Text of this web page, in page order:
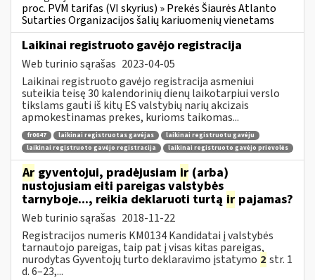
proc. PVM tarifas (VI skyrius) » Prekės Šiaurės Atlanto
Sutarties Organizacijos šalių kariuomenių vienetams
Laikinai registruoto gavėjo registracija
Web turinio sąrašas 2023-04-05
Laikinai registruoto gavėjo registracija asmeniui
suteikia teisę 30 kalendorinių dienų laikotarpiui verslo
tikslams gauti iš kitų ES valstybių narių akcizais
apmokestinamas prekes, kurioms taikomas...
fr0647 laikinai registruotas gavėjas
laikinai registruotu gavėju
laikinai registruoto gavėjo registracija
laikinai registruoto gavėjo prievolės
Ar gyventojui, pradėjusiam ir (arba)
nustojusiam eiti pareigas valstybės
tarnyboje..., reikia deklaruoti turtą ir pajamas?
Web turinio sąrašas 2018-11-22
Registracijos numeris KM0134 Kandidatai į valstybės
tarnautojo pareigas, taip pat į visas kitas pareigas,
nurodytas Gyventojų turto deklaravimo įstatymo 2 str. 1
d. 6–23,...